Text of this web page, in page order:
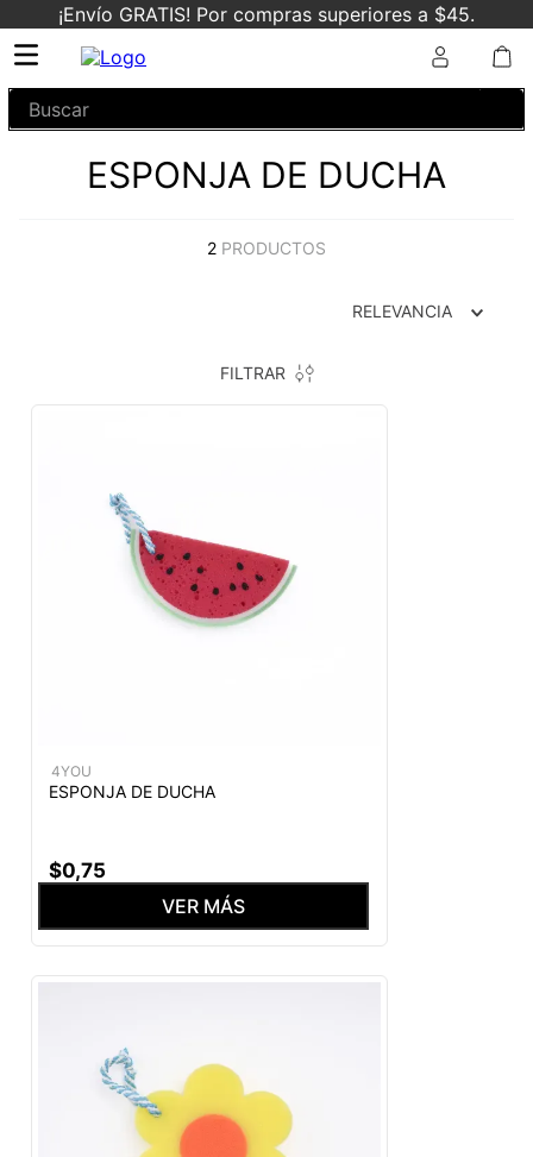
¡Envío GRATIS! Por compras superiores a $45.
Buscar
ESPONJA DE DUCHA
2 PRODUCTOS
RELEVANCIA
FILTRAR
4YOU
ESPONJA DE DUCHA
$0,75
VER MÁS